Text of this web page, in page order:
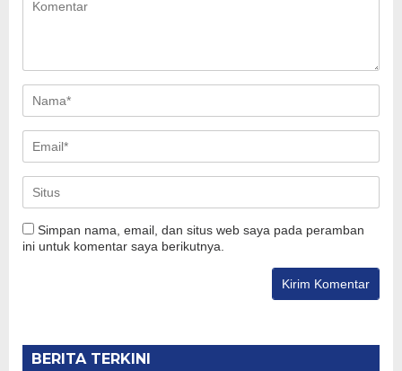
Simpan nama, email, dan situs web saya pada peramban
ini untuk komentar saya berikutnya.
BERITA TERKINI